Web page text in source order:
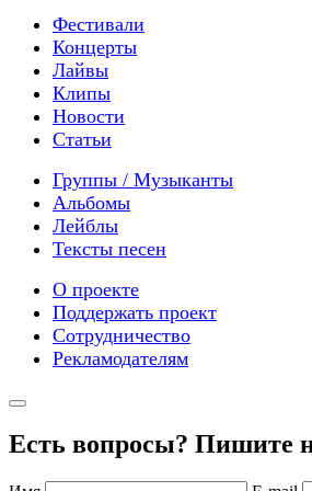
Фестивали
Концерты
Лайвы
Клипы
Новости
Статьи
Группы / Музыканты
Альбомы
Лейблы
Тексты песен
О проекте
Поддержать проект
Сотрудничество
Рекламодателям
Есть вопросы? Пишите